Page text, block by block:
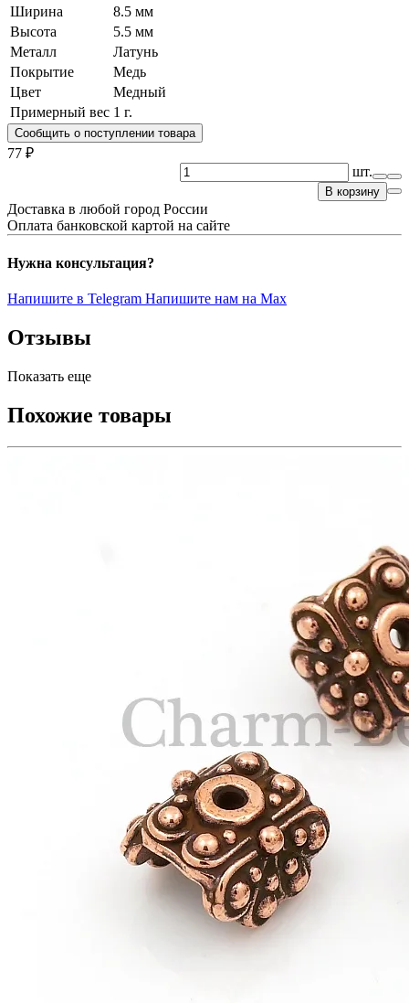
Ширина
8.5 мм
Высота
5.5 мм
Металл
Латунь
Покрытие
Медь
Цвет
Медный
Примерный вес 1 г.
Сообщить о поступлении товара
77 ₽
шт.
В корзину
Доставка в любой город России
Оплата банковской картой на сайте
Нужна консультация?
Напишите в Telegram Напишите нам на Max
Отзывы
Показать еще
Похожие товары